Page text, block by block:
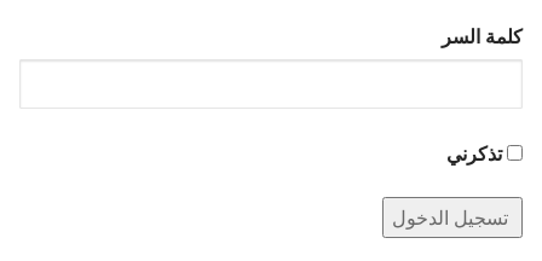
كلمة السر
تذكرني